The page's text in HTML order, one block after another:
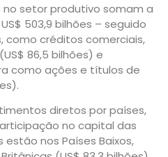
setor produtivo somam a
503,9 bilhões – seguido
como créditos comerciais,
86,5 bilhões) e
como ações e títulos de
diretos por países,
no capital das
estão nos Países Baixos,